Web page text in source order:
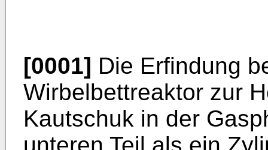
[0001] Die Erfindung
Wirbelbettreaktor zur
Kautschuk in der